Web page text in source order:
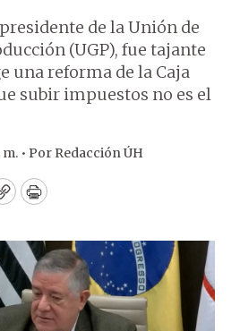
de la Unión de
(UGP), fue tajante
una reforma de la Caja
subir impuestos no es el
• Por Redacción ÚH
CopyPrint